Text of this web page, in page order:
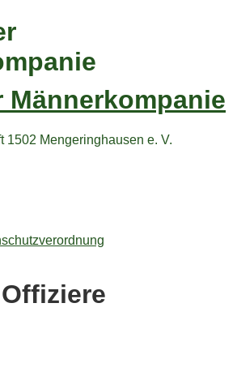
Männerkompanie
1502 Mengeringhausen e. V.